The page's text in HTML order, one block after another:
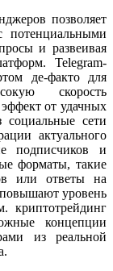
позволяет
потенциальными
и развеивая
Telegram-
де-факто для
скорость
от удачных
социальные сети
актуального
подписчиков и
форматы, такие
или ответы на
уровень
криптотрейдинг
концепции
из реальной